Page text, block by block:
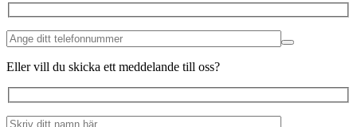
Eller vill du skicka ett meddelande till oss?